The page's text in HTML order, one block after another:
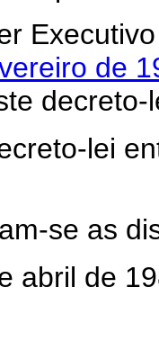
de
decreto-
lei
se as
de